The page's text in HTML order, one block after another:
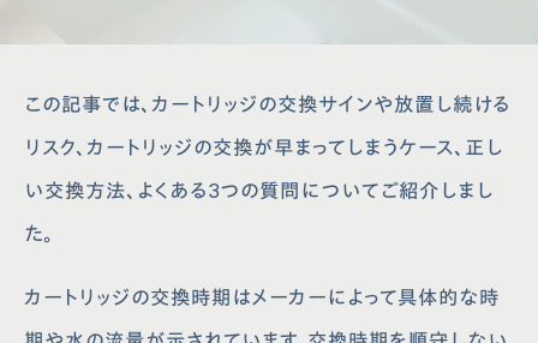
この記事では、カートリッジの交換サインや放置し続ける
リスク、カートリッジの交換が早まってしまうケース、正し
い交換方法、よくある3つの質問についてご紹介しまし
た。
カートリッジの交換時期はメーカーによって具体的な時